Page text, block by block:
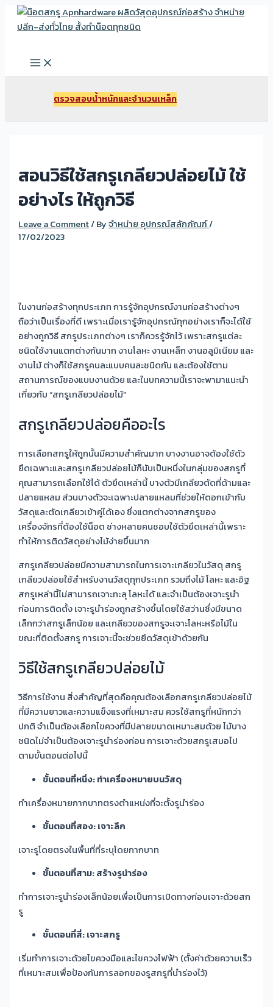
Skip
Main
Menu
ตรวจสอบนํ้าหนักและจํานวนเหล็ก
สอนวิธีใช้สกรูเกลียวปล่อยไม้ ใช้
อย่างไร ให้ถูกวิธี
Leave a Comment/ Byจำหน่าย อุปกรณ์สลักภัณฑ์/
17/02/2023
ในงานก่อสร้างทุกประเภท การรู้จักอุปกรณ์งานก่อสร้างต่างๆ
ถือว่าเป็นเรื่องที่ดี เพราะเมื่อเรารู้จักอุปกรณ์ทุกอย่างเราก็จะได้ใช้
อย่างถูกวิธี สกรูประเภทต่างๆ เราก็ควรรู้จักไว้ เพราะสกรูแต่ละ
ชนิดใช้งานแตกต่างกันมาก งานโลหะ งานเหล็ก งานอลูมิเนียม และ
งานไม้ ต่างก็ใช้สกรูคนละแบบคนละชนิดกัน และต้องใช้ตาม
สถานการณ์ของแบบงานด้วย และในบทความนี้เราจะพามาแนะนำ
เกี่ยวกับ “สกรูเกลียวปล่อยไม้”
สกรูเกลียวปล่อยคืออะไร
การเลือกสกรูให้ถูกนั้นมีความสำคัญมาก บางงานอาจต้องใช้ตัว
ยึดเฉพาะและสกรูเกลียวปล่อยไม้ก็นับเป็นหนึ่งในกลุ่มของสกรูที่
คุณสามารถเลือกใช้ได้ ตัวยึดเหล่านี้ บางตัวมีเกลียวตัดที่ด้ามและ
ปลายแหลม ส่วนบางตัวจะเฉพาะปลายแหลมที่ช่วยให้ตอกเข้ากับ
วัสดุและตัดเกลียวเข้าคู่ได้เอง ซึ่งแตกต่างจากสกรูของ
เครื่องจักรที่ต้องใช้น็อต ช่างหลายคนชอบใช้ตัวยึดเหล่านี้เพราะ
ทำให้การติดวัสดุอย่างไม้ง่ายขึ้นมาก
สกรูเกลียวปล่อยมีความสามารถในการเจาะเกลียวในวัสดุ สกรู
เกลียวปล่อยใช้สำหรับงานวัสดุทุกประเภท รวมถึงไม้ โลหะ และอิฐ
สกรูเหล่านี้ไม่สามารถเจาะทะลุ โลหะได้ และจำเป็นต้องเจาะรูนำ
ก่อนการติดตั้ง เจาะรูนำร่องถูกสร้างขึ้นโดยใช้สว่านซึ่งมีขนาด
เล็กกว่าสกรูเล็กน้อย และเกลียวของสกรูจะเจาะโลหะหรือไม้ใน
ขณะที่ติดตั้งสกรู การเจาะนี้จะช่วยยึดวัสดุเข้าด้วยกัน
วิธีใช้สกรูเกลียวปล่อยไม้
วิธีการใช้งาน สิ่งสำคัญที่สุดคือคุณต้องเลือกสกรูเกลียวปล่อยไม้
ที่มีความยาวและความแข็งแรงที่เหมาะสม ควรใช้สกรูที่หนักกว่า
ปกติ จำเป็นต้องเลือกไขควงที่มีปลายขนาดเหมาะสมด้วย ไม้บาง
ชนิดไม่จำเป็นต้องเจาะรูนำร่องก่อน การเจาะด้วยสกรูเสมอไป
ตามขั้นตอนต่อไปนี้
ขั้นตอนที่หนึ่ง: ทำเครื่องหมายบนวัสดุ
ทำเครื่องหมายกากบาทตรงตำแหน่งที่จะตั้งรูนำร่อง
ขั้นตอนที่สอง: เจาะลึก
เจาะรูโดยตรงในพื้นที่ที่ระบุโดยกากบาท
ขั้นตอนที่สาม: สร้างรูนำร่อง
ทำการเจาะรูนำร่องเล็กน้อยเพื่อเป็นการเปิดทางก่อนเจาะด้วยสก
รู
ขั้นตอนที่สี่: เจาะสกรู
เริ่มทำการเจาะด้วยไขควงมือและไขควงไฟฟ้า (ตั้งค่าด้วยความเร็ว
ที่เหมาะสมเพื่อป้องกันการลอกของรูสกรูที่นำร่องไว้)